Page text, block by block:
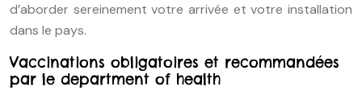
d’aborder sereinement votre arrivée et votre installation
dans le pays.
Vaccinations obligatoires et recommandées
par le department of health